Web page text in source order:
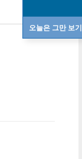
오늘은 그만 보기